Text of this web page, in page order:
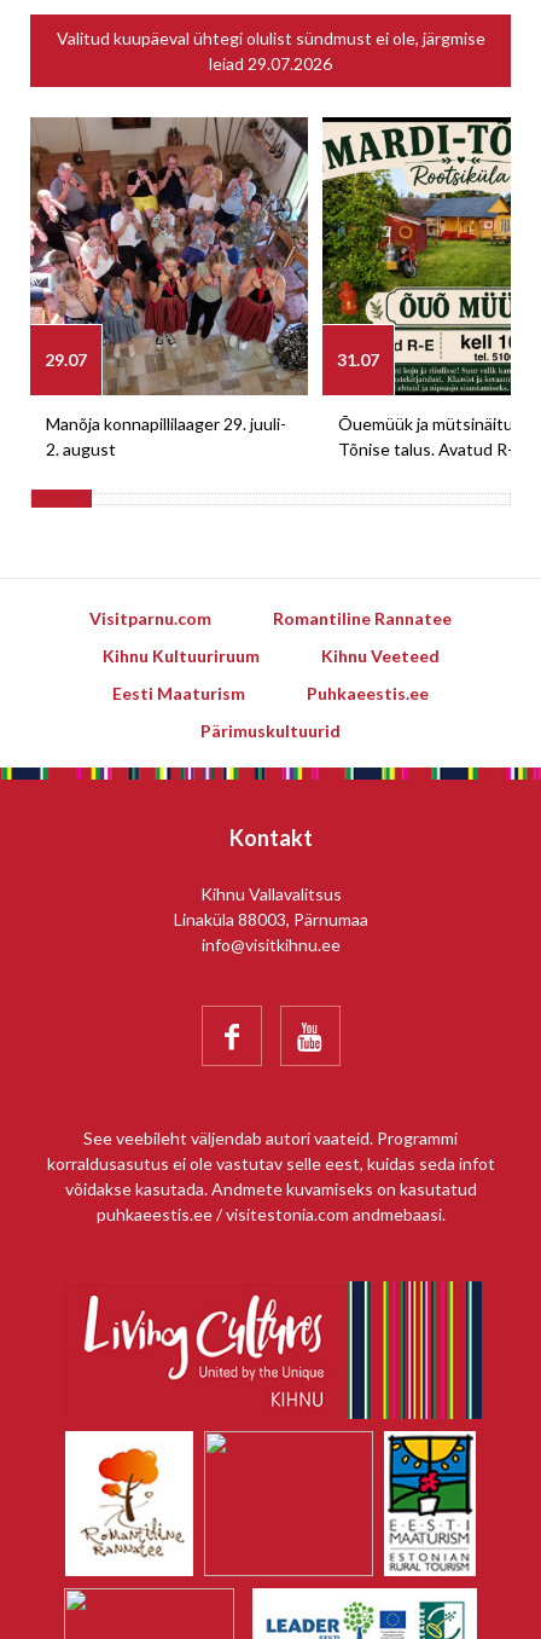
Valitud kuupäeval ühtegi olulist sündmust ei ole, järgmise
leiad 29.07.2026
29.07
Manõja konnapillilaager 29. juuli-
2. august
31.07
Õuemüük ja mütsinäitus
Tõnise talus. Avatud R-E
Visitparnu.com
Romantiline Rannatee
Kihnu Kultuuriruum
Kihnu Veeteed
Eesti Maaturism
Puhkaeestis.ee
Pärimuskultuurid
Kontakt
Kihnu Vallavalitsus
Linaküla 88003, Pärnumaa
info@visitkihnu.ee
 
See veebileht väljendab autori vaateid. Programmi
korraldusasutus ei ole vastutav selle eest, kuidas seda infot
võidakse kasutada. Andmete kuvamiseks on kasutatud
puhkaeestis.ee / visitestonia.com andmebaasi.